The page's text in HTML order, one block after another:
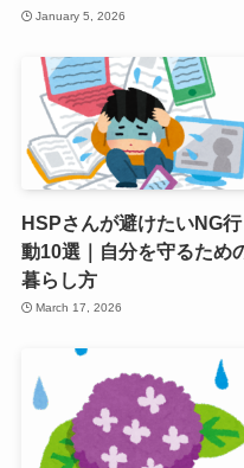
January 5, 2026
HSPさんが避けたいNG行
動10選｜自分を守るため
暮らし方
March 17, 2026